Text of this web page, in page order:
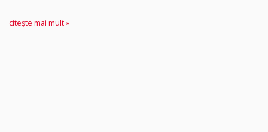
citește mai mult »